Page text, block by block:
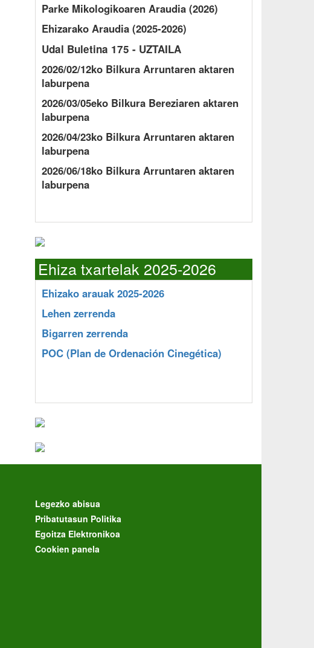
Parke Mikologikoaren Araudia (2026)
Ehizarako Araudia (2025-2026)
Udal Buletina 175 - UZTAILA
2026/02/12ko Bilkura Arruntaren aktaren
laburpena
2026/03/05eko Bilkura Bereziaren aktaren
laburpena
2026/04/23ko Bilkura Arruntaren aktaren
laburpena
2026/06/18ko Bilkura Arruntaren aktaren
laburpena
Ehiza txartelak 2025-2026
Ehizako arauak 2025-2026
Lehen zerrenda
Bigarren zerrenda
POC (Plan de Ordenación Cinegética)
Legezko abisua
Pribatutasun Politika
Egoitza Elektronikoa
Cookien panela